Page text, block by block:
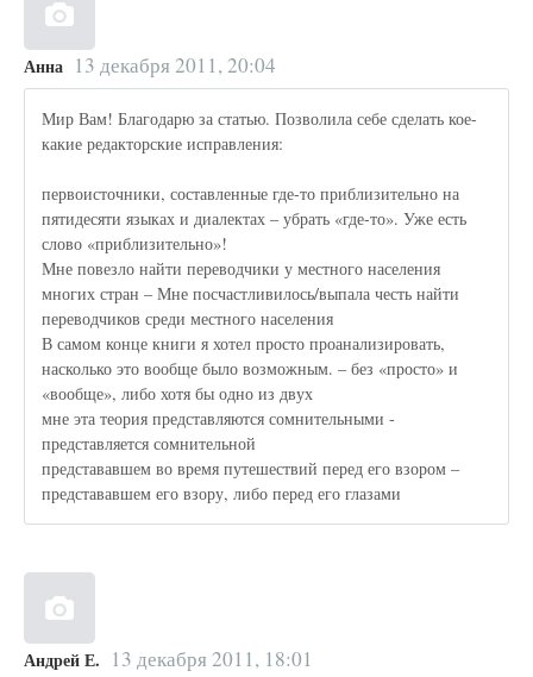
Анна 13 декабря 2011, 20:04
Мир Вам! Благодарю за статью. Позволила себе сделать кое-
какие редакторские исправления:
первоисточники, составленные где-то приблизительно на
пятидесяти языках и диалектах – убрать «где-то». Уже есть
слово «приблизительно»!
Мне повезло найти переводчики у местного населения
многих стран – Мне посчастливилось/выпала честь найти
переводчиков среди местного населения
В самом конце книги я хотел просто проанализировать,
насколько это вообще было возможным. – без «просто» и
«вообще», либо хотя бы одно из двух
мне эта теория представляются сомнительными -
представляется сомнительной
представавшем во время путешествий перед его взором –
представавшем его взору, либо перед его глазами
Андрей Е. 13 декабря 2011, 18:01